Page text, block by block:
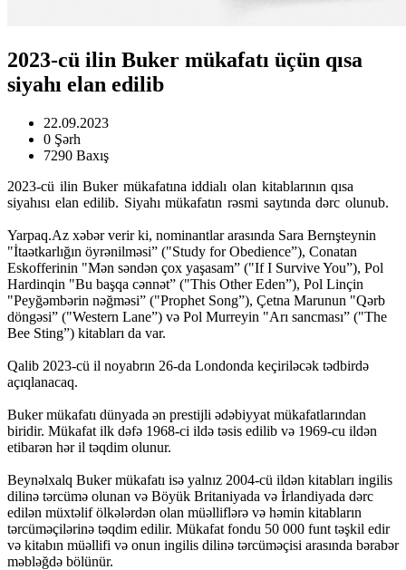
2023-cü ilin Buker mükafatı üçün qısa
siyahı elan edilib
22.09.2023
0 Şərh
7290 Baxış
2023-cü ilin Buker mükafatına iddialı olan kitablarının qısa
siyahısı elan edilib. Siyahı mükafatın rəsmi saytında dərc olunub.
Yarpaq.Az xəbər verir ki, nominantlar arasında Sara Bernşteynin
"İtaətkarlığın öyrənilməsi” ("Study for Obedience”), Conatan
Eskofferinin "Mən səndən çox yaşasam” ("If I Survive You”), Pol
Hardinqin "Bu başqa cənnət” ("This Other Eden”), Pol Linçin
"Peyğəmbərin nəğməsi” ("Prophet Song”), Çetna Marunun "Qərb
döngəsi” ("Western Lane”) və Pol Murreyin "Arı sancması” ("The
Bee Sting”) kitabları da var.
Qalib 2023-cü il noyabrın 26-da Londonda keçiriləcək tədbirdə
açıqlanacaq.
Buker mükafatı dünyada ən prestijli ədəbiyyat mükafatlarından
biridir. Mükafat ilk dəfə 1968-ci ildə təsis edilib və 1969-cu ildən
etibarən hər il təqdim olunur.
Beynəlxalq Buker mükafatı isə yalnız 2004-cü ildən kitabları ingilis
dilinə tərcümə olunan və Böyük Britaniyada və İrlandiyada dərc
edilən müxtəlif ölkələrdən olan müəlliflərə və həmin kitabların
tərcüməçilərinə təqdim edilir. Mükafat fondu 50 000 funt təşkil edir
və kitabın müəllifi və onun ingilis dilinə tərcüməçisi arasında bərabər
məbləğdə bölünür.